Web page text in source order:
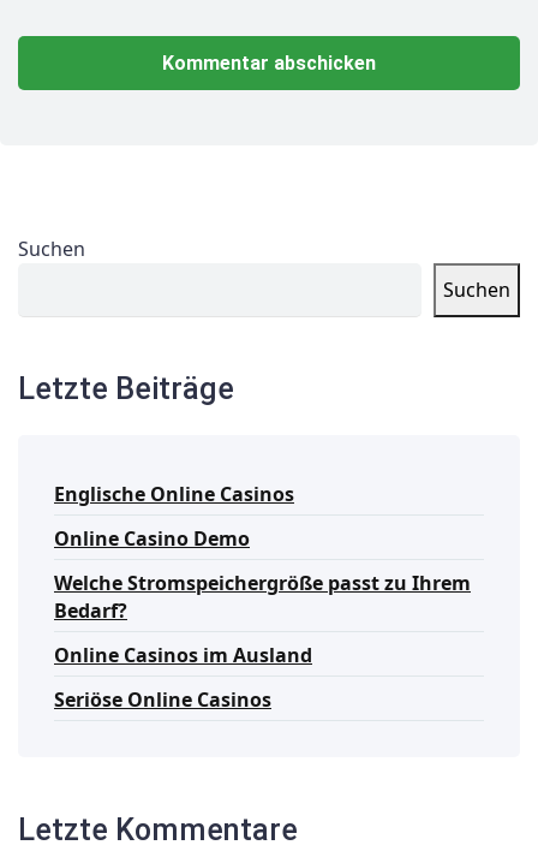
Suchen
Suchen
Letzte Beiträge
Englische Online Casinos
Online Casino Demo
Welche Stromspeichergröße passt zu Ihrem
Bedarf?
Online Casinos im Ausland
Seriöse Online Casinos
Letzte Kommentare